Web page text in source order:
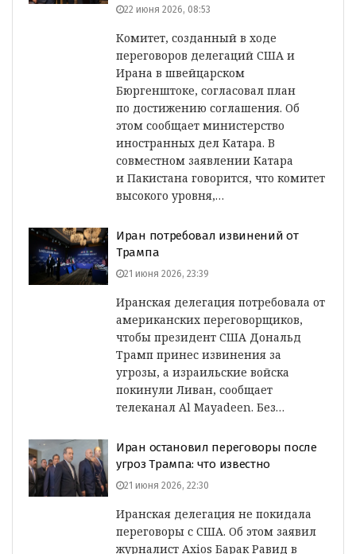
22 июня 2026, 08:53
Комитет, созданный в ходе
переговоров делегаций США и
Ирана в швейцарском
Бюргенштоке, согласовал план
по достижению соглашения. Об
этом сообщает министерство
иностранных дел Катара. В
совместном заявлении Катара
и Пакистана говорится, что комитет
высокого уровня,…
Иран потребовал извинений от
Трампа
21 июня 2026, 23:39
Иранская делегация потребовала от
американских переговорщиков,
чтобы президент США Дональд
Трамп принес извинения за
угрозы, а израильские войска
покинули Ливан, сообщает
телеканал Al Mayadeen. Без…
Иран остановил переговоры после
угроз Трампа: что известно
21 июня 2026, 22:30
Иранская делегация не покидала
переговоры с США. Об этом заявил
журналист Axios Барак Равид в